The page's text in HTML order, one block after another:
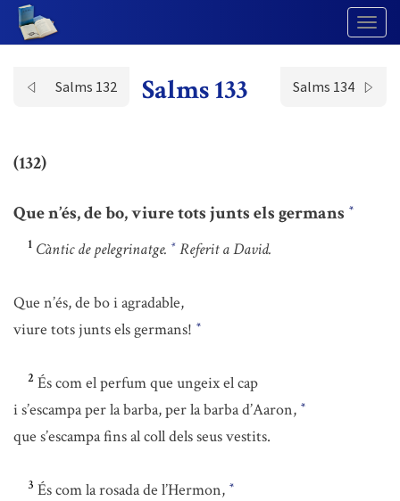
Salms 132 Salms 133 Salms 134
(132)
Que n’és, de bo, viure tots junts els germans *
1 Càntic de pelegrinatge. * Referit a David.
Que n’és, de bo i agradable,
viure tots junts els germans! *
2 És com el perfum que ungeix el cap
i s’escampa per la barba, per la barba d’Aaron, *
que s’escampa fins al coll dels seus vestits.
3 És com la rosada de l’Hermon, *